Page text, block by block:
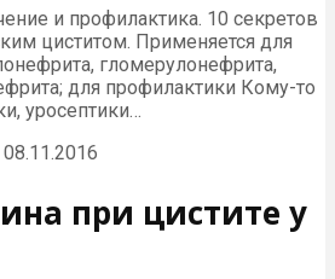
и профилактика. 10 секретов
циститом. Применяется для
гломерулонефрита,
для профилактики Кому-то
уросептики…
при цистите у